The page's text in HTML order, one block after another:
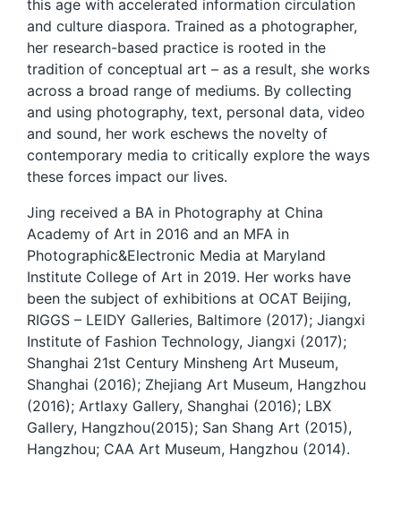
this age with accelerated information circulation
and culture diaspora. Trained as a photographer,
her research-based practice is rooted in the
tradition of conceptual art – as a result, she works
across a broad range of mediums. By collecting
and using photography, text, personal data, video
and sound, her work eschews the novelty of
contemporary media to critically explore the ways
these forces impact our lives.
Jing received a BA in Photography at China
Academy of Art in 2016 and an MFA in
Photographic&Electronic Media at Maryland
Institute College of Art in 2019. Her works have
been the subject of exhibitions at OCAT Beijing,
RIGGS – LEIDY Galleries, Baltimore (2017); Jiangxi
Institute of Fashion Technology, Jiangxi (2017);
Shanghai 21st Century Minsheng Art Museum,
Shanghai (2016); Zhejiang Art Museum, Hangzhou
(2016); Artlaxy Gallery, Shanghai (2016); LBX
Gallery, Hangzhou(2015); San Shang Art (2015),
Hangzhou; CAA Art Museum, Hangzhou (2014).